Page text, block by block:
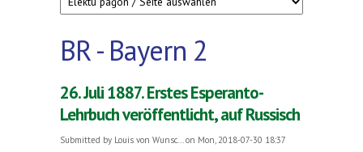
BR - Bayern 2
26. Juli 1887. Erstes Esperanto-
Lehrbuch veröffentlicht, auf Russisch
Submitted by Louis von Wunsc... on Mon, 2018-07-30 18:37